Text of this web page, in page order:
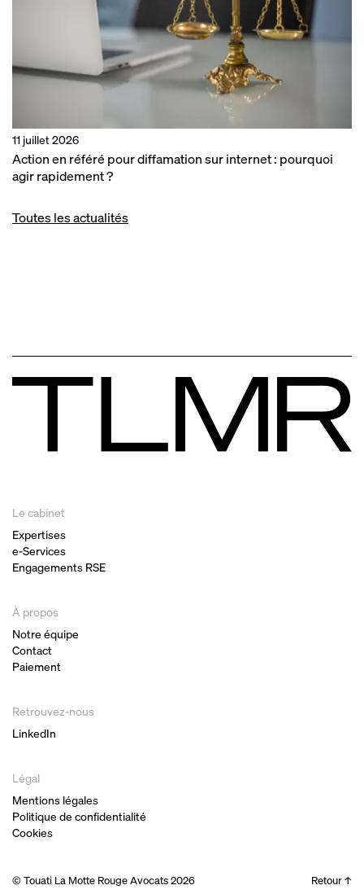
11 juillet 2026
Action en référé pour diffamation sur internet : pourquoi
agir rapidement ?
Toutes les actualités
Le cabinet
Expertises
e-Services
Engagements RSE
À propos
Notre équipe
Contact
Paiement
Retrouvez-nous
LinkedIn
Légal
Mentions légales
Politique de confidentialité
Cookies
© Touati La Motte Rouge Avocats2026 Retour↑